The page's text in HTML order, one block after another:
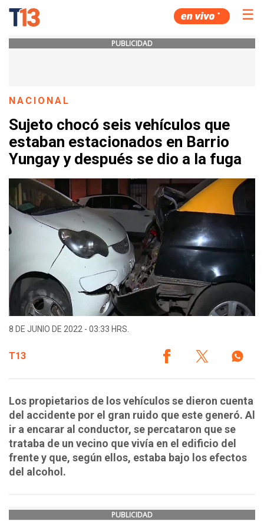
☰
PUBLICIDAD
NACIONAL
Sujeto chocó seis vehículos que
estaban estacionados en Barrio
Yungay y después se dio a la fuga
8 DE JUNIO DE 2022 - 03:33 HRS.
T13
Los propietarios de los vehículos se dieron cuenta
del accidente por el gran ruido que este generó. Al
ir a encarar al conductor, se percataron que se
trataba de un vecino que vivía en el edificio del
frente y que, según ellos, estaba bajo los efectos
del alcohol.
PUBLICIDAD